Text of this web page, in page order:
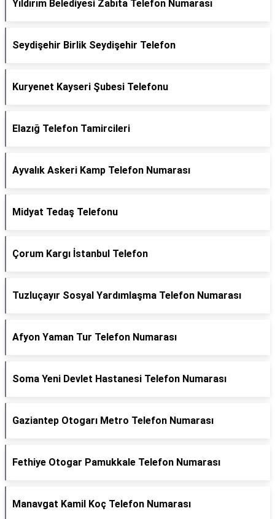
Yıldırım Belediyesi Zabıta Telefon Numarası
Seydişehir Birlik Seydişehir Telefon
Kuryenet Kayseri Şubesi Telefonu
Elazığ Telefon Tamircileri
Ayvalık Askeri Kamp Telefon Numarası
Midyat Tedaş Telefonu
Çorum Kargı İstanbul Telefon
Tuzluçayır Sosyal Yardımlaşma Telefon Numarası
Afyon Yaman Tur Telefon Numarası
Soma Yeni Devlet Hastanesi Telefon Numarası
Gaziantep Otogarı Metro Telefon Numarası
Fethiye Otogar Pamukkale Telefon Numarası
Manavgat Kamil Koç Telefon Numarası